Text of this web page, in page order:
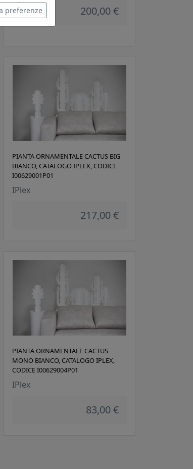
200,00 €
PIANTA ORNAMENTALE CACTUS BIG
BIANCO, CATALOGO IPLEX, CODICE
I00629001P01
IPlex
217,00 €
PIANTA ORNAMENTALE CACTUS
MONO BIANCO, CATALOGO IPLEX,
CODICE I00629004P01
IPlex
83,00 €
preferenze